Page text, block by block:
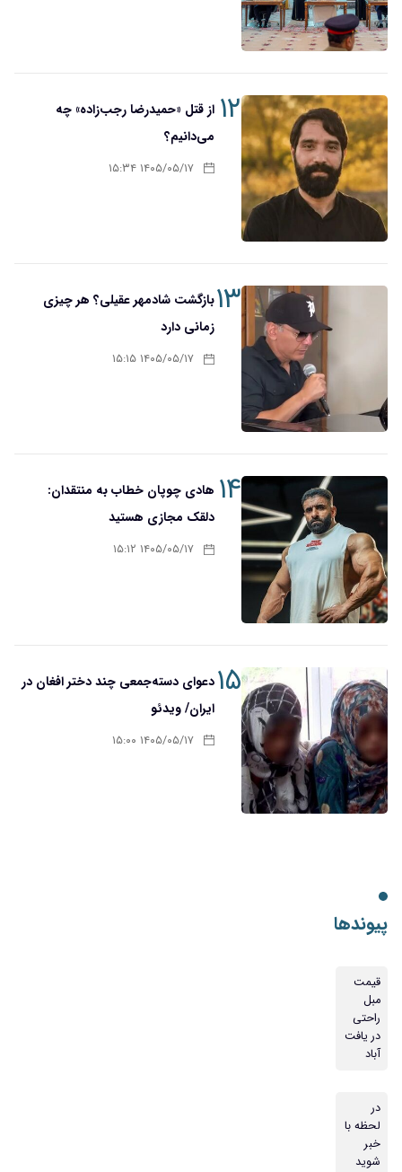
۱۲ از قتل «حمیدرضا رجب‌زاده» چه
می‌دانیم؟
۱۴۰۵/۰۵/۱۷ ۱۵:۳۴
۱۳بازگشت شادمهر عقیلی؟ هر چیزی
زمانی دارد
۱۴۰۵/۰۵/۱۷ ۱۵:۱۵
۱۴ هادی چوپان خطاب به منتقدان:
دلقک مجازی هستید
۱۴۰۵/۰۵/۱۷ ۱۵:۱۲
۱۵دعوای دسته‌جمعی چند دختر افغان در
ایران/ ویدئو
۱۴۰۵/۰۵/۱۷ ۱۵:۰۰
پیوندها
قیمت
مبل
راحتی
در یافت
آباد
در
لحظه با
خبر
شوید